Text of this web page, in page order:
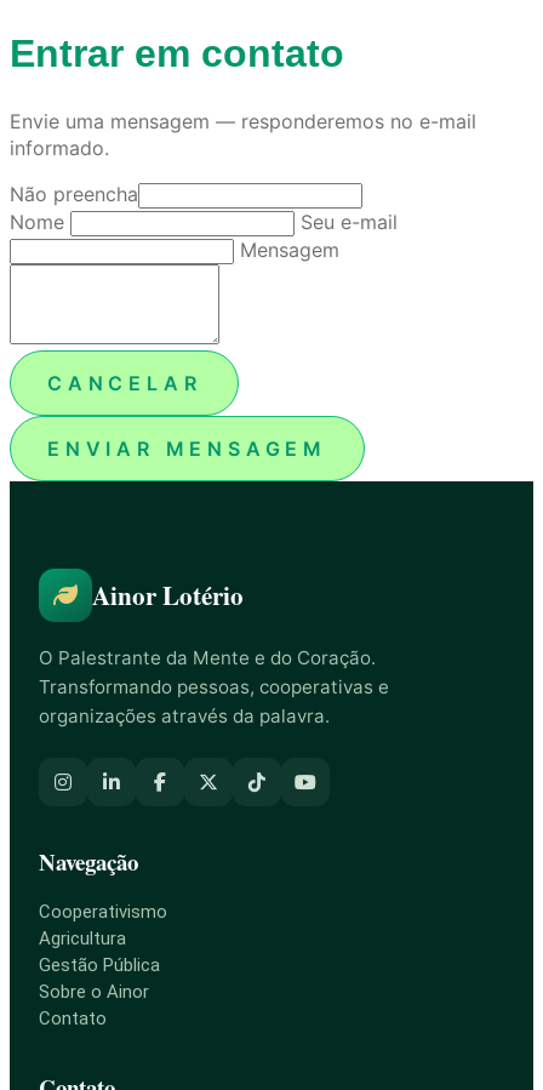
Entrar em contato
Envie uma mensagem — responderemos no e-mail
informado.
Não preencha
Nome
Seu e-mail
Mensagem
CANCELAR
ENVIAR MENSAGEM
Ainor Lotério
O Palestrante da Mente e do Coração.
Transformando pessoas, cooperativas e
organizações através da palavra.
Navegação
Cooperativismo
Agricultura
Gestão Pública
Sobre o Ainor
Contato